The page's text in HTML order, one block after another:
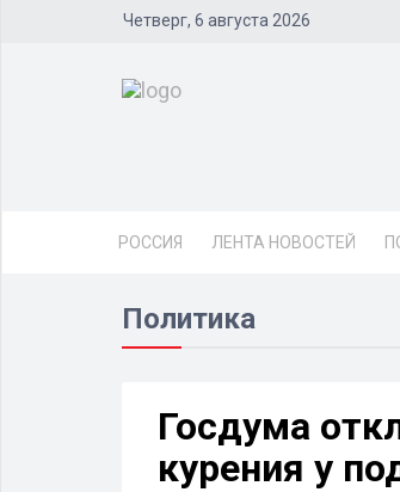
Четверг, 6 августа 2026
РОССИЯ ЛЕНТА НОВОСТЕЙ
Политика
Госдума
курения у